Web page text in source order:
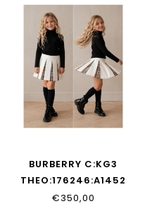
BURBERRY C:KG3
THEO:176246:A1452
€350,00